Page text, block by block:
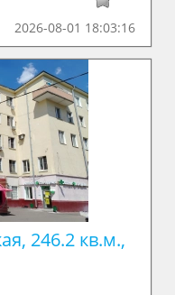
2026-08-01 18:03:16
246.2 кв.м.,